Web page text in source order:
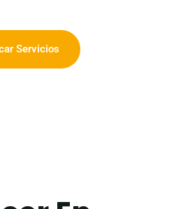
Servicios